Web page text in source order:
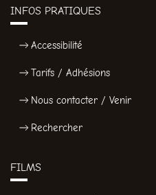
INFOS PRATIQUES
Accessibilité
Tarifs / Adhésions
Nous contacter / Venir
Rechercher
FILMS